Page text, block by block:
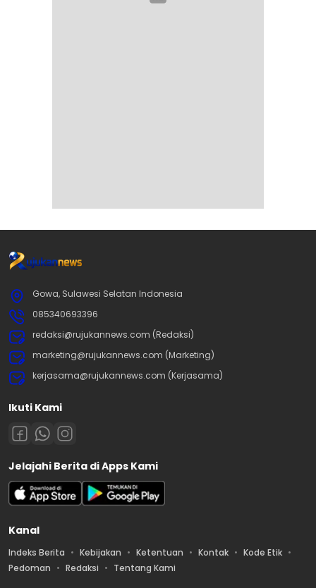
Gowa, Sulawesi Selatan Indonesia
085340693396
redaksi@rujukannews.com (Redaksi)
marketing@rujukannews.com (Marketing)
kerjasama@rujukannews.com (Kerjasama)
Ikuti Kami
Jelajahi Berita di Apps Kami
Kanal
Indeks Berita Kebijakan Ketentuan Kontak
Kode Etik
Pedoman
Redaksi Tentang Kami